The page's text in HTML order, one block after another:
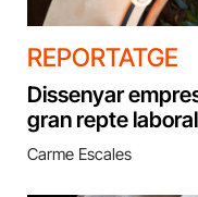
REPORTATGE
Dissenyar
gran repte laboral
Carme Escales